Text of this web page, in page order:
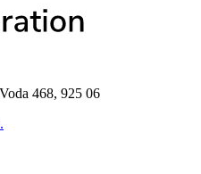
468, 925 06